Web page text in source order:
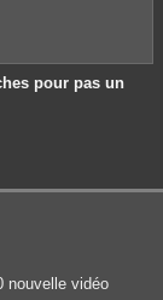
pour pas un
nouvelle vidéo